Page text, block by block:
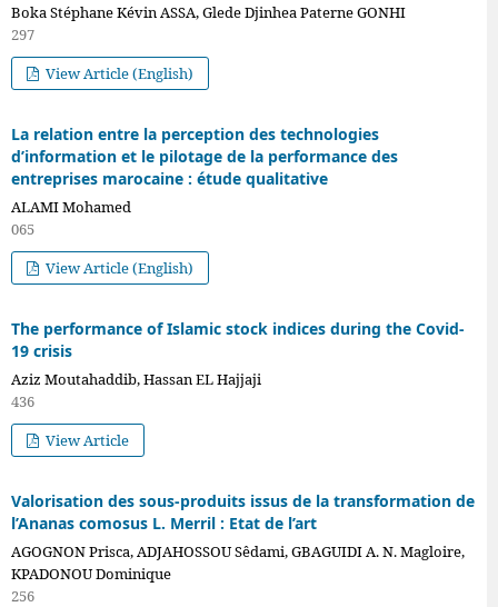
Boka Stéphane Kévin ASSA, Glede Djinhea Paterne GONHI
297
View Article (English)
La relation entre la perception des technologies
d’information et le pilotage de la performance des
entreprises marocaine : étude qualitative
ALAMI Mohamed
065
View Article (English)
The performance of Islamic stock indices during the Covid-
19 crisis
Aziz Moutahaddib, Hassan EL Hajjaji
436
View Article
Valorisation des sous-produits issus de la transformation de
l’Ananas comosus L. Merril : Etat de l’art
AGOGNON Prisca, ADJAHOSSOU Sêdami, GBAGUIDI A. N. Magloire,
KPADONOU Dominique
256